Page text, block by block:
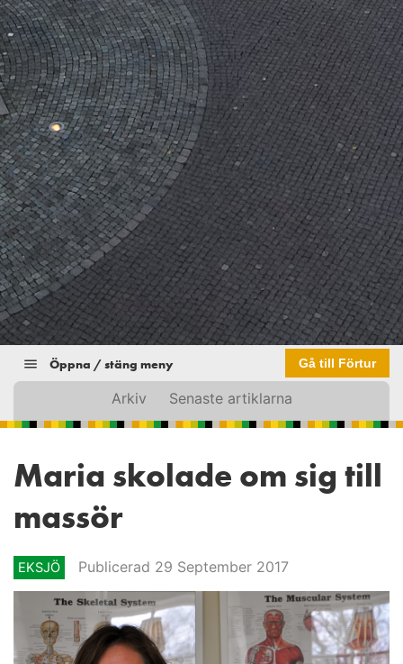
Öppna / stäng meny Gå till Förtur
Arkiv Senaste artiklarna
Maria skolade om sig till
massör
EKSJÖ Publicerad 29 September 2017